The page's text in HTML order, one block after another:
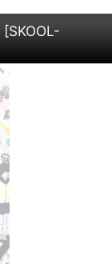
[SKOOL-